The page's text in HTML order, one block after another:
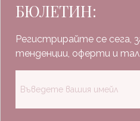
БЮЛЕТИН:
Регистрирайте се сега,
тенденции, оферти и